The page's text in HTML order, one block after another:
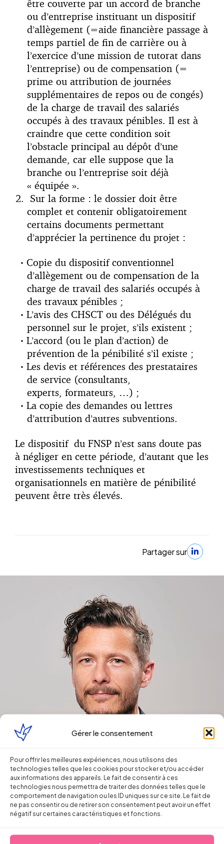
Gérer le consentement
Pour offrir les meilleures expériences, nous utilisons des
technologies telles que les cookies pour stocker et/ou accéder
aux informations des appareils. Le fait de consentir à ces
technologies nous permettra de traiter des données telles que le
comportement de navigation ou les ID uniques sur ce site. Le fait de
ne pas consentir ou de retirer son consentement peut avoir un effet
négatif sur certaines caractéristiques et fonctions.
être couverte par un accord de branche
ou d’entreprise instituant un dispositif
d’allègement (=aide financière passage à
temps partiel de fin de carrière ou à
l’exercice d’une mission de tutorat dans
l’entreprise) ou de compensation (=
prime ou attribution de journées
supplémentaires de repos ou de congés)
de la charge de travail des salariés
occupés à des travaux pénibles. Il est à
craindre que cette condition soit
l’obstacle principal au dépôt d’une
demande, car elle suppose que la
branche ou l’entreprise soit déjà
« équipée ».
Sur la forme : le dossier doit être
complet et contenir obligatoirement
certains documents permettant
d’apprécier la pertinence du projet :
Copie du dispositif conventionnel
d’allègement ou de compensation de la
charge de travail des salariés occupés à
des travaux pénibles ;
L’avis des CHSCT ou des Délégués du
personnel sur le projet, s’ils existent ;
L’accord (ou le plan d’action) de
prévention de la pénibilité s’il existe ;
Les devis et références des prestataires
de service (consultants,
experts, formateurs, …) ;
La copie des demandes ou lettres
d’attribution d’autres subventions.
Le dispositif du FNSP n’est sans doute pas
à négliger en cette période, d’autant que les
investissements techniques et
organisationnels en matière de pénibilité
peuvent être très élevés.
Partager sur